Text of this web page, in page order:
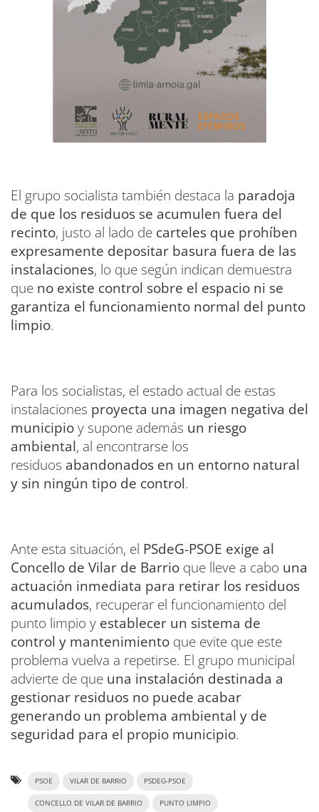
El grupo socialista también destaca la paradoja
de que los residuos se acumulen fuera del
recinto, justo al lado de carteles que prohíben
expresamente depositar basura fuera de las
instalaciones, lo que según indican demuestra
que no existe control sobre el espacio ni se
garantiza el funcionamiento normal del punto
limpio.
Para los socialistas, el estado actual de estas
instalaciones proyecta una imagen negativa del
municipioy supone además un riesgo
ambiental, al encontrarse los
residuos abandonados en un entorno natural
y sin ningún tipo de control.
Ante esta situación, el PSdeG-PSOE exige al
Concello de Vilar de Barrio que lleve a cabo una
actuación inmediata para retirar los residuos
acumulados, recuperar el funcionamiento del
punto limpio y establecer un sistema de
control y mantenimiento que evite que este
problema vuelva a repetirse. El grupo municipal
advierte de que una instalación destinada a
gestionar residuos no puede acabar
generando un problema ambiental y de
seguridad para el propio municipio.
PSOE VILAR DE BARRIO PSDEG-PSOE
CONCELLO DE VILAR DE BARRIO PUNTO LIMPIO